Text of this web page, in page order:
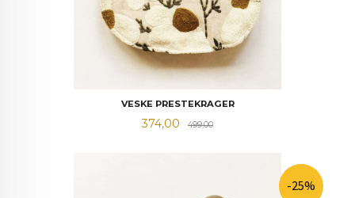
VESKE PRESTEKRAGER
Tilbud
374,00 499,00Rabatt
-25%